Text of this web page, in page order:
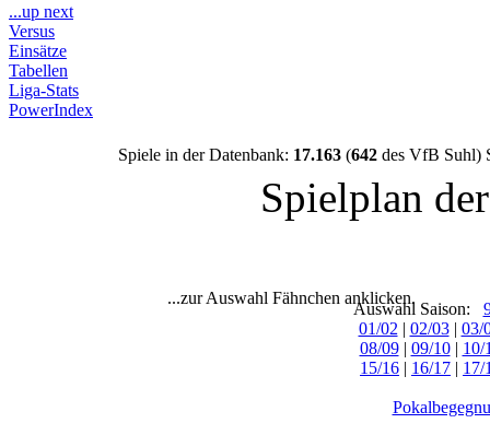
...up next
Versus
Einsätze
Tabellen
Liga-Stats
PowerIndex
Spiele in der Datenbank: 17.163(642des VfB Suhl)
Spielplan
...zur Auswahl Fähnchen anklicken.
Auswahl Saison:
01/02 | 02/03| 03/
08/09| 09/10| 10/
15/16 | 16/17 | 17/